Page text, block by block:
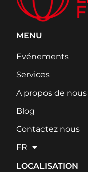
MENU
Evénements
Services
A propos de nous
Blog
Contactez nous
FR
LOCALISATION